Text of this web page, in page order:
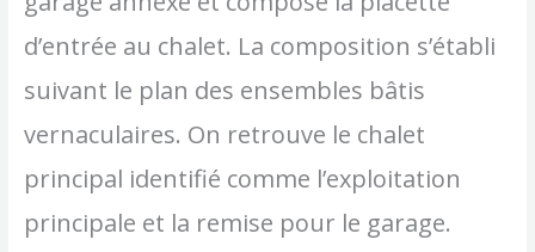
d’entrée au chalet. La composition s’établi
suivant le plan des ensembles bâtis
vernaculaires. On retrouve le chalet
principal identifié comme l’exploitation
principale et la remise pour le garage.